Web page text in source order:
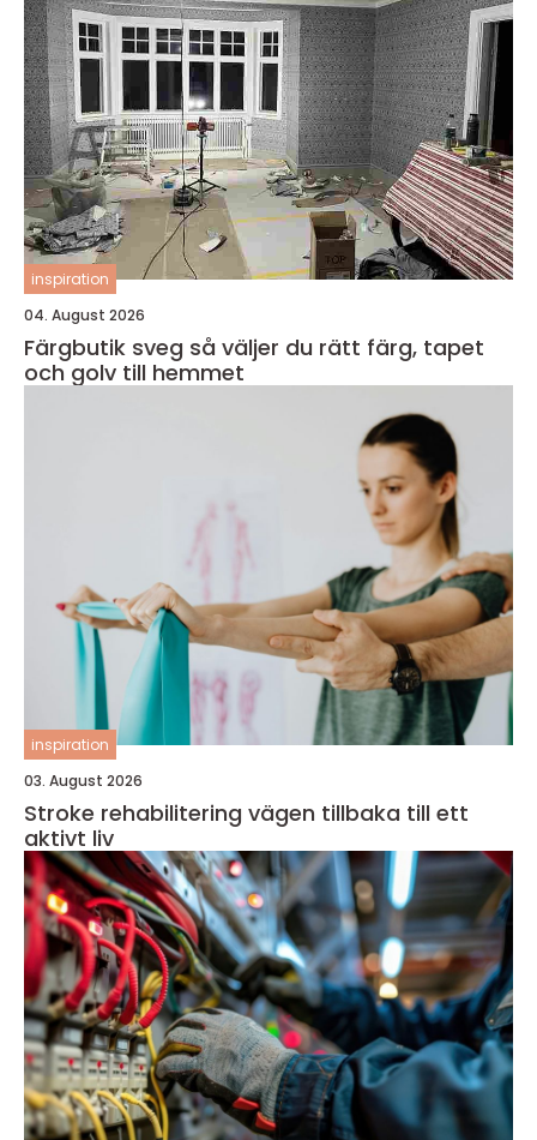
inspiration
04. August 2026
Färgbutik sveg så väljer du rätt färg, tapet
och golv till hemmet
inspiration
03. August 2026
Stroke rehabilitering vägen tillbaka till ett
aktivt liv